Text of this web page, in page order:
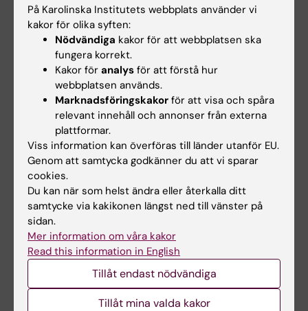
vid Centrum för molekylär medicin. De har
även visat speciellt intresse för hjärnans
åldrande och demenssjukdomar och
engagerat sig i utvecklingen av äldrevården.
Bröderna af Jochnick har gjort det möjligt att
skapa en professur i kognitiv neurovetenskap
med inriktning mot kognitivt åldrande och
därmed säkrat Karolinska Institutets ledande
roll inom detta viktiga område.
Iréne Lederhausen
Till medicine hedersdoktor utses Iréne
Lederhausen. Hon har på flera sätt medverkat
till att främja forskning och högspecialiserad
sjukvård, med ett starkt engagemang och en
imponerande drivkraft.
På Karolinska Institutets webbplats använder vi
kakor för olika syften:
Nödvändiga kakor för att webbplatsen ska
fungera korrekt.
Kakor för analys för att förstå hur
webbplatsen används.
Marknadsföringskakor för att visa och spåra
relevant innehåll och annonser från externa
plattformar.
Viss information kan överföras till länder utanför EU.
Genom att samtycka godkänner du att vi sparar
cookies.
Du kan när som helst ändra eller återkalla ditt
samtycke via kakikonen längst ned till vänster på
sidan.
Mer information om våra kakor
Read this information in English
Tillåt endast nödvändiga
Tillåt mina valda kakor